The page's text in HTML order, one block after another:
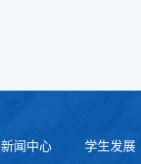
新闻中心
学生发展